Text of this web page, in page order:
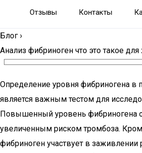
Отзывы Контакты
Блог ›
Анализ фибриноген что это такое
Определение уровня фибриногена в
является важным тестом для
Повышенный уровень фибриногена
увеличенным риском тромбоза.
фибриноген участвует в заживлении